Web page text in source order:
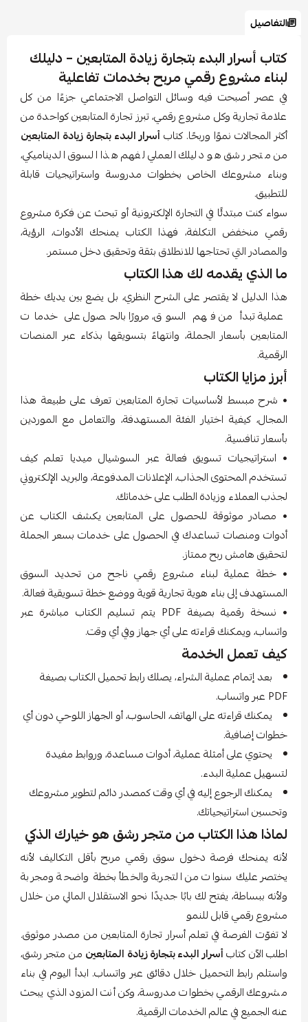
التفاصيل
كتاب أسرار البدء بتجارة زيادة المتابعين – دليلك
لبناء مشروع رقمي مربح بخدمات تفاعلية
في عصر أصبحت فيه وسائل التواصل الاجتماعي جزءًا من كل
علامة تجارية وكل مشروع رقمي، تبرز تجارة المتابعين كواحدة من
أكثر المجالات نموًا وربحًا. كتابأسرار البدء بتجارة زيادة المتابعين
من متجر رشق هو دليلك العملي لفهم هذا السوق الديناميكي،
وبناء مشروعك الخاص بخطوات مدروسة واستراتيجيات قابلة
للتطبيق.
سواء كنت مبتدئًا في التجارة الإلكترونية أو تبحث عن فكرة مشروع
رقمي منخفض التكلفة، فهذا الكتاب يمنحك الأدوات، الرؤية،
والمصادر التي تحتاجها للانطلاق بثقة وتحقيق دخل مستمر.
ما الذي يقدمه لك هذا الكتاب
هذا الدليل لا يقتصر على الشرح النظري، بل يضع بين يديك خطة
عملية تبدأ من فهم السوق، مرورًا بالحصول على خدمات
المتابعين بأسعار الجملة، وانتهاءً بتسويقها بذكاء عبر المنصات
الرقمية.
أبرز مزايا الكتاب
• شرح مبسط لأساسيات تجارة المتابعين تعرف على طبيعة هذا
المجال، كيفية اختيار الفئة المستهدفة، والتعامل مع الموردين
بأسعار تنافسية.
• استراتيجيات تسويق فعالة عبر السوشيال ميديا تعلم كيف
تستخدم المحتوى الجذاب، الإعلانات المدفوعة، والبريد الإلكتروني
لجذب العملاء وزيادة الطلب على خدماتك.
• مصادر موثوقة للحصول على المتابعين يكشف الكتاب عن
أدوات ومنصات تساعدك في الحصول على خدمات بسعر الجملة
لتحقيق هامش ربح ممتاز.
• خطة عملية لبناء مشروع رقمي ناجح من تحديد السوق
المستهدف إلى بناء هوية تجارية قوية ووضع خطة تسويقية فعالة.
• نسخة رقمية بصيغة PDF يتم تسليم الكتاب مباشرة عبر
واتساب، ويمكنك قراءته على أي جهاز وفي أي وقت.
كيف تعمل الخدمة
بعد إتمام عملية الشراء، يصلك رابط تحميل الكتاب بصيغة
PDF عبر واتساب.
يمكنك قراءته على الهاتف، الحاسوب، أو الجهاز اللوحي دون أي
خطوات إضافية.
يحتوي على أمثلة عملية، أدوات مساعدة، وروابط مفيدة
لتسهيل عملية البدء.
يمكنك الرجوع إليه في أي وقت كمصدر دائم لتطوير مشروعك
وتحسين استراتيجياتك.
لماذا هذا الكتاب من متجر رشق هو خيارك الذكي
لأنه يمنحك فرصة دخول سوق رقمي مربح بأقل التكاليف لأنه
يختصر عليك سنوات من التجربة والخطأ بخطة واضحة ومجربة
ولأنه ببساطة، يفتح لك بابًا جديدًا نحو الاستقلال المالي من خلال
مشروع رقمي قابل للنمو
لا تفوّت الفرصة في تعلم أسرار تجارة المتابعين من مصدر موثوق.
اطلب الآن كتابأسرار البدء بتجارة زيادة المتابعين من متجر رشق،
واستلم رابط التحميل خلال دقائق عبر واتساب. ابدأ اليوم في بناء
مشروعك الرقمي بخطوات مدروسة، وكن أنت المزود الذي يبحث
عنه الجميع في عالم الخدمات الرقمية.